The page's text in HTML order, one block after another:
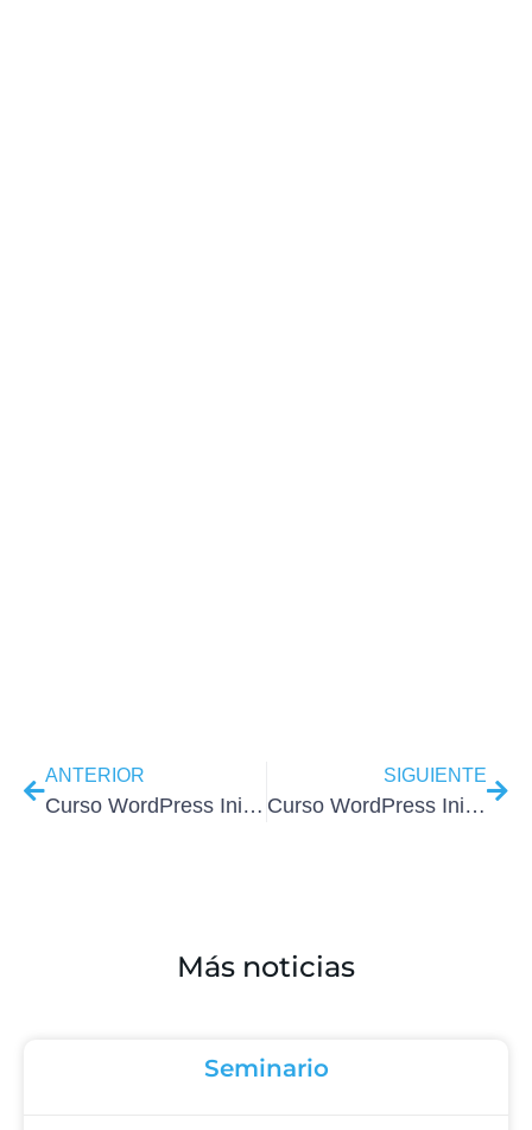
ANTERIOR
Curso WordPress Iniciación del 25 al 29 de Noviembre
SIGUIENTE
Curso WordPress Iniciación del 9 al 13 de Diciembre
Más noticias
Seminario